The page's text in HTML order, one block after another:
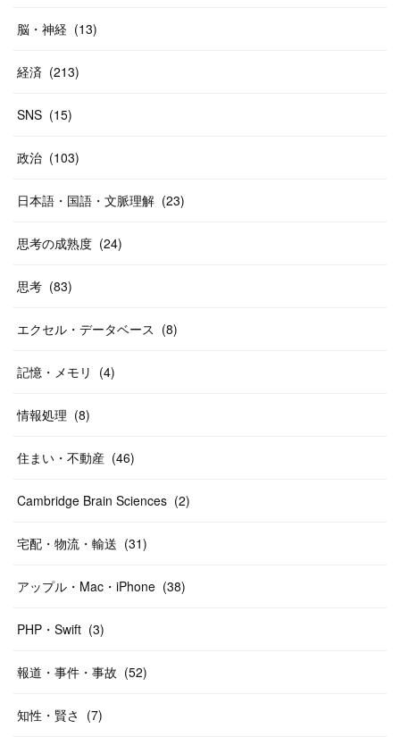
脳・神経 (13)
経済 (213)
SNS (15)
政治 (103)
日本語・国語・文脈理解 (23)
思考の成熟度 (24)
思考 (83)
エクセル・データベース (8)
記憶・メモリ (4)
情報処理 (8)
住まい・不動産 (46)
Cambridge Brain Sciences (2)
宅配・物流・輸送 (31)
アップル・Mac・iPhone (38)
PHP・Swift (3)
報道・事件・事故 (52)
知性・賢さ (7)